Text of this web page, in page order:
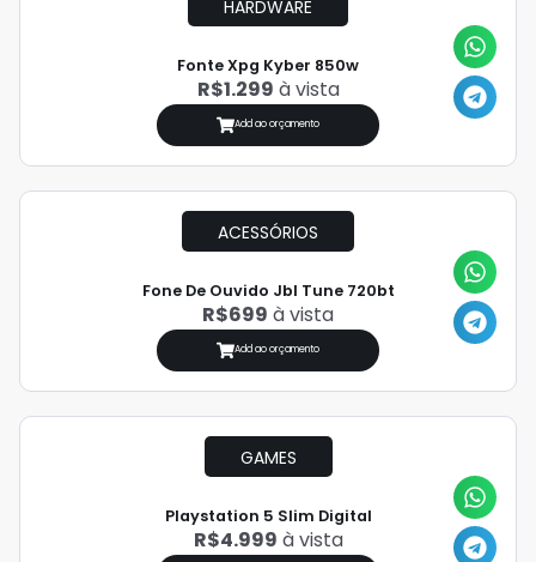
HARDWARE
Fonte Xpg Kyber 850w
R$1.299 à vista
Add ao orçamento
ACESSÓRIOS
Fone De Ouvido Jbl Tune 720bt
R$699 à vista
Add ao orçamento
GAMES
Playstation 5 Slim Digital
R$4.999 à vista